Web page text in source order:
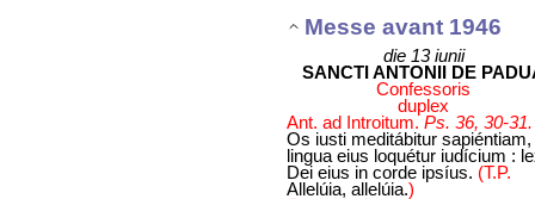
Messe avant 1946
die 13 iunii
SANCTI ANTONII DE
Confessoris
duplex
Ant. ad Introitum.Ps. 36, 30-31.
Os iusti meditábitur sapiéntiam,
lingua eius loquétur iudícium :
Dei eius in corde ipsíus. (T.P.
Allelúia, allelúia.)